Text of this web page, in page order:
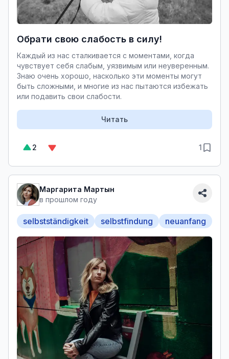
Обрати свою слабость в силу!
Каждый из нас сталкивается с моментами, когда
чувствует себя слабым, уязвимым или неуверенным.
Знаю очень хорошо, насколько эти моменты могут
быть сложными, и многие из нас пытаются избежать
или подавить свои слабости.
Читать
2 1
Маргарита Мартын
в прошлом году
selbstständigkeit selbstfindung neuanfang